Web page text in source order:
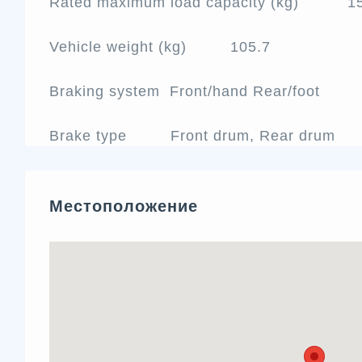
Vehicle weight (kg) 105.7
Braking system Front/hand Rear/foot
Brake type Front drum, Rear drum
Местоположение